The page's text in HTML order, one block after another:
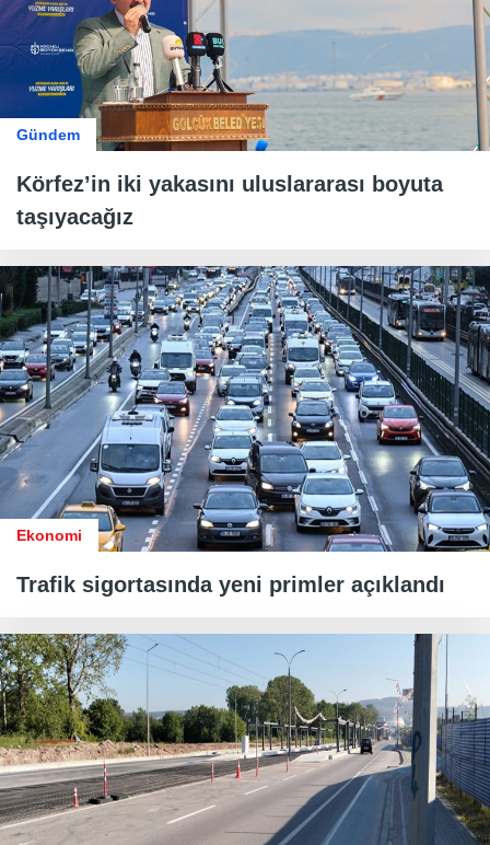
Gündem
Körfez’in iki yakasını uluslararası boyuta
taşıyacağız
Ekonomi
Trafik sigortasında yeni primler açıklandı